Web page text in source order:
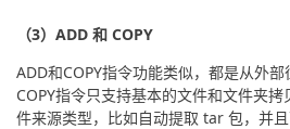
（3）ADD 和 COPY
ADD和COPY指令功能类似，都是从外
COPY指令只支持基本的文件和文件夹
件来源类型，比如自动提取 tar 包，并